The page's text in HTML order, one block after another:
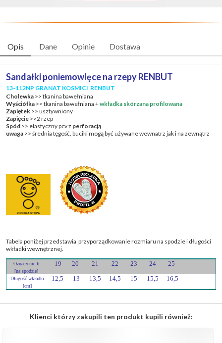
Opis Dane Opinie Dostawa
Sandałki poniemowlęce na rzepy RENBUT
13-112NP GRANAT KOSMICI RENBUT
Cholewka >> tkanina bawełniana
Wyściółka >> tkanina bawełniana +wkładka skórzana profilowana
Zapiętek >> usztywniony
Zapięcie >>2 rzep
Spód >> elastyczny pcv z perforacją
uwaga >> średnia tęgość, buciki mogą być używane wewnatrz jak i na zewnątrz
Tabela poniżej przedstawia przyporządkowanie rozmiaru na spodzie i długości
wkładki wewnętrznej.
Oznaczenie fr.
[na spodzie]
19 20 21 22 23 24 25
Długość wkładki
[cm]
12,5 13 13,5 14,5 15 15,5 16,5
Klienci którzy zakupili ten produkt kupili również: